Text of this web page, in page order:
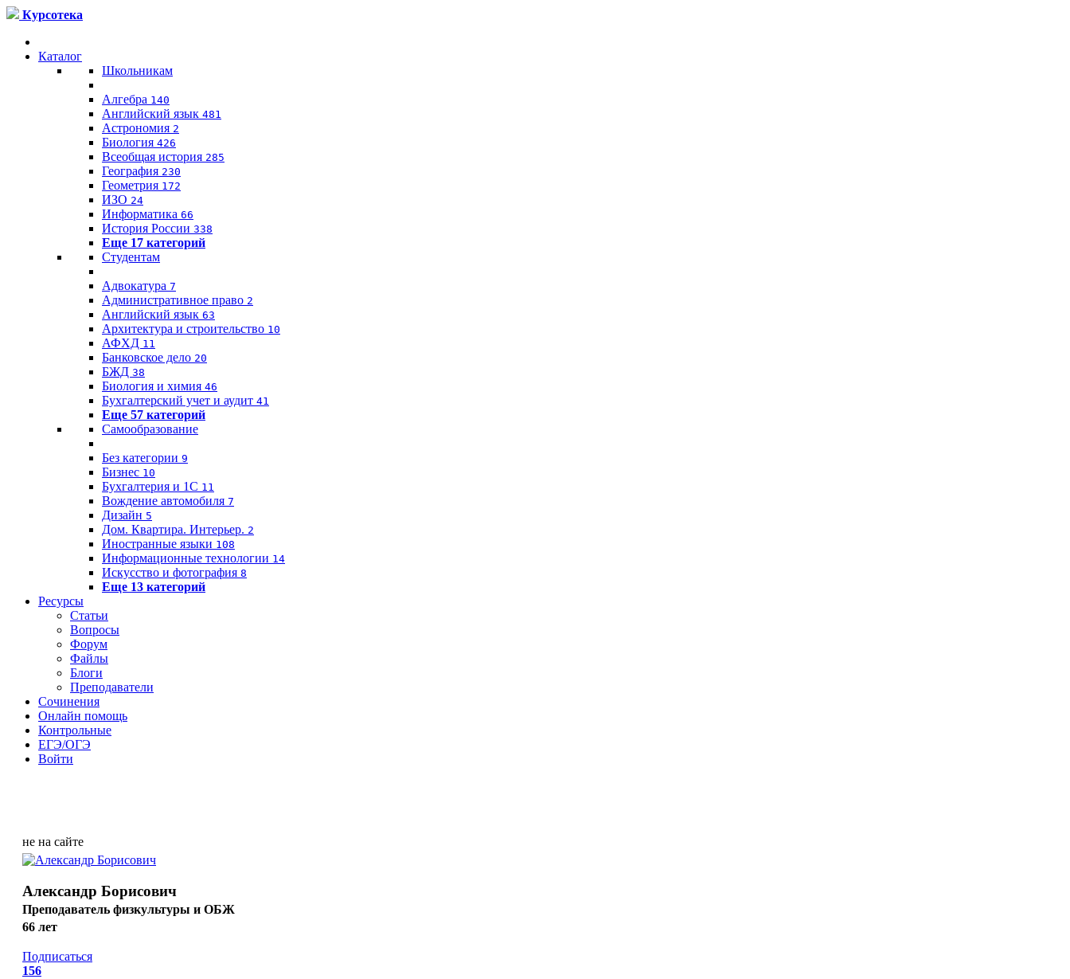
Курсотека
Каталог
Школьникам
Алгебра 140
Английский язык 481
Астрономия 2
Биология 426
Всеобщая история 285
География 230
Геометрия 172
ИЗО 24
Информатика 66
История России 338
Еще 17 категорий
Студентам
Адвокатура 7
Административное право 2
Английский язык 63
Архитектура и строительство 10
АФХД 11
Банковское дело 20
БЖД 38
Биология и химия 46
Бухгалтерский учет и аудит 41
Еще 57 категорий
Самообразование
Без категории 9
Бизнес 10
Бухгалтерия и 1C 11
Вождение автомобиля 7
Дизайн 5
Дом. Квартира. Интерьер. 2
Иностранные языки 108
Информационные технологии 14
Искусство и фотография 8
Еще 13 категорий
Ресурсы
Статьи
Вопросы
Форум
Файлы
Блоги
Преподаватели
Сочинения
Онлайн помощь
Контрольные
ЕГЭ/ОГЭ
Войти
не на сайте
Александр Борисович
Преподаватель физкультуры и ОБЖ
66 лет
Подписаться
156